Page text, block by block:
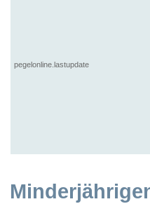
pegelonline.lastupdate